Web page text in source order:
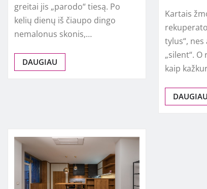
greitai jis „parodo“ tiesą. Po
kelių dienų iš čiaupo dingo
nemalonus skonis,…
DAUGIAU
Kartais
tylus“,
„silent“.
kaip
DAUGIAU